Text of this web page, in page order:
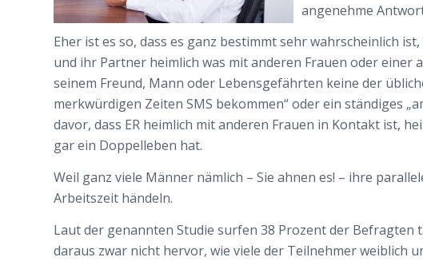
angenehme
Eher ist es so, dass es ganz bestimmt sehr wahrscheinlich
und ihr Partner heimlich was mit anderen Frauen oder einer
seinem Freund, Mann oder Lebensgefährten keine der
merkwürdigen Zeiten SMS bekommen“ oder ein ständiges
davor, dass ER heimlich mit anderen Frauen in Kontakt ist,
gar ein Doppelleben hat.
Weil ganz viele Männer nämlich – Sie ahnen es! – ihre
Arbeitszeit händeln.
Laut der genannten Studie surfen 38 Prozent der Befragten
daraus zwar nicht hervor, wie viele der Teilnehmer weiblich